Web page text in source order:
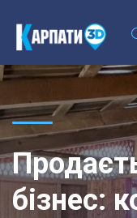
бізнес: